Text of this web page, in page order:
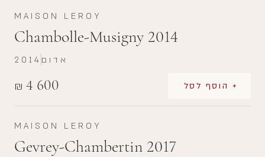
MAISON LEROY
Chambolle-Musigny 2014
₪ 4 600 + הוסף לסל
2014 אדום
MAISON LEROY
Gevrey-Chambertin 2017